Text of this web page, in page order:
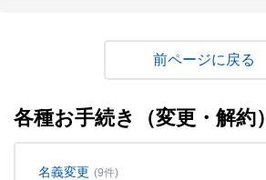
戻る
各種お手続き（変更・解約）
名義変更 (9件)